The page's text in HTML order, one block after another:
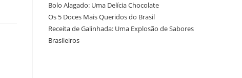
Bolo Alagado: Uma Delícia Chocolate
Os 5 Doces Mais Queridos do Brasil
Receita de Galinhada: Uma Explosão de Sabores
Brasileiros